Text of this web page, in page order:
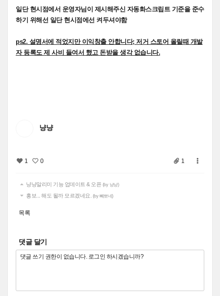
일단 현시점에서 운영자님이 제시해주신 자동화스크립트 기준을 준수
하기 위해선 일단 현시점에선 켜두셔야함
ps2. 설명서에 적었지만 이익창출 안합니다; 저거 스토어 올릴때 개발
자 등록도 제 사비 들여서 했고 돈받을 생각 없습니다.
냥냥
1 0 1
냥냥알리미 기능 업데이트 & 오픈 (by 냥냥)
홍보... 해도 될까 모르겠네요. (by 빼뽀네)
목록
댓글 달기